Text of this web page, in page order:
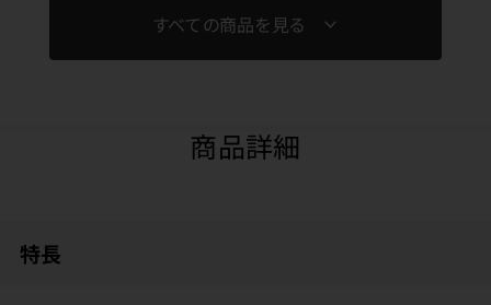
すべての商品を見る
商品詳細
特長